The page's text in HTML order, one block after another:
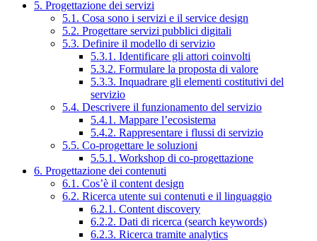
5. Progettazione dei servizi
5.1. Cosa sono i servizi e il service design
5.2. Progettare servizi pubblici digitali
5.3. Definire il modello di servizio
5.3.1. Identificare gli attori coinvolti
5.3.2. Formulare la proposta di valore
5.3.3. Inquadrare gli elementi costitutivi del
servizio
5.4. Descrivere il funzionamento del servizio
5.4.1. Mappare l’ecosistema
5.4.2. Rappresentare i flussi di servizio
5.5. Co-progettare le soluzioni
5.5.1. Workshop di co-progettazione
6. Progettazione dei contenuti
6.1. Cos’è il content design
6.2. Ricerca utente sui contenuti e il linguaggio
6.2.1. Content discovery
6.2.2. Dati di ricerca (search keywords)
6.2.3. Ricerca tramite analytics